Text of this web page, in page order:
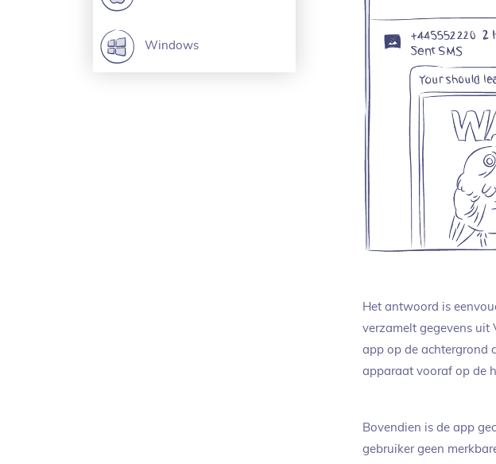
Windows
Het antwoord is
verzamelt gegevens uit
app op de achtergrond
apparaat vooraf op de
Bovendien is de app
gebruiker geen